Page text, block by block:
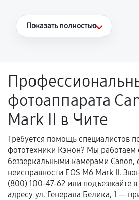
Что считается
Поломка установленной
нормальной эксплуатации в
гарантийного срока.
Несоответствие
техническим
Документы для
гарантии
Показать полностью
фотоаппарата
Mark II в Чите
Требуется помощь специалистов
фототехники Кэнон? Мы работаем
беззеркальными камерами Canon,
неисправности EOS M6 Mark II.
(800) 100-47-62 или подъезжайте
адресу ул. Генерала Белика, 1 —